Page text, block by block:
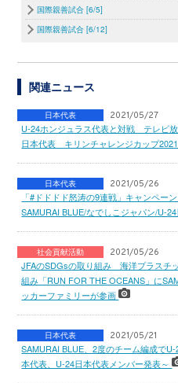
国際親善試合 [6/5]
国際親善試合 [6/12]
関連ニュース
日本代表 2021/05/27
U-24ホンジュラス代表と対戦 テレビ
日本代表 キリンチャレンジカップ
日本代表 2021/05/26
「#ドドドド怒涛の9連戦」キャンペー
SAMURAI BLUE/なでしこジャパン/U-
社会貢献活動 2021/05/26
JFAのSDGsの取り組み 海洋プラスチ
組み「RUN FOR THE OCEANS」に
ッカーファミリーが参画
日本代表 2021/05/21
SAMURAI BLUE、2度のチーム編成で
本代表、U-24日本代表メンバー発表～